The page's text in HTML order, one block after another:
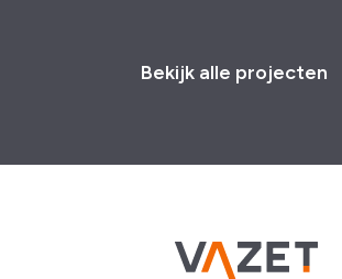
Bekijk alle projecten